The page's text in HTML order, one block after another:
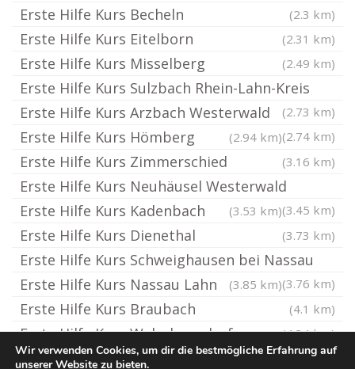
Erste Hilfe Kurs Becheln (2.3 km)
Erste Hilfe Kurs Eitelborn (2.31 km)
Erste Hilfe Kurs Misselberg (2.49 km)
Erste Hilfe Kurs Sulzbach Rhein-Lahn-Kreis
(2.73 km)
Erste Hilfe Kurs Arzbach Westerwald
(2.74 km)
Erste Hilfe Kurs Hömberg (2.94 km)
Erste Hilfe Kurs Zimmerschied (3.16 km)
Erste Hilfe Kurs Neuhäusel Westerwald
(3.45 km)
Erste Hilfe Kurs Kadenbach (3.53 km)
Erste Hilfe Kurs Dienethal (3.73 km)
Erste Hilfe Kurs Schweighausen bei Nassau
(3.76 km)
Erste Hilfe Kurs Nassau Lahn (3.85 km)
Erste Hilfe Kurs Braubach (4.1 km)
Erste Hilfe Kurs Welschneudorf (4.34 km)
Wir verwenden Cookies, um dir die bestmögliche Erfahrung auf
unserer Website zu bieten.